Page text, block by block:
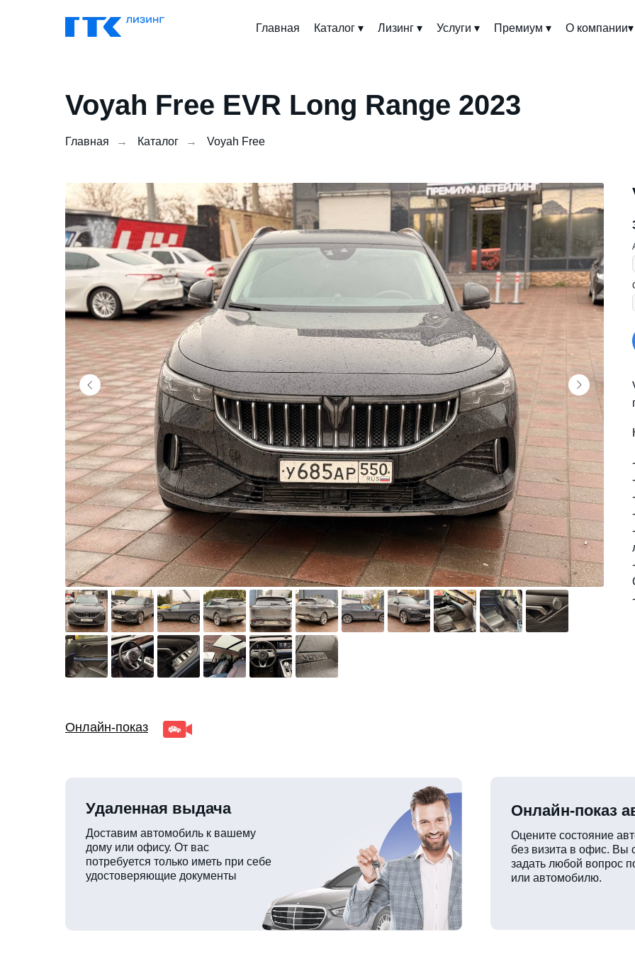
Главная Каталог ▾ Лизинг ▾ Услуги ▾ Премиум ▾ О компании▾
Voyah Free EVR Long Range 2023
Главная → Каталог → Voyah Free
Онлайн-показ
Доставим автомобиль к вашему
дому или офису. От вас
потребуется только иметь при себе
удостоверяющие документы
Оцените состояние
без визита в офис. Вы
задать любой вопрос
или автомобилю.
Удаленная выдача Онлайн-показ